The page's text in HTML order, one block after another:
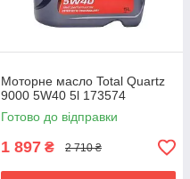
Моторне масло Total Quartz
9000 5W40 5l 173574
Готово до відправки
1 897 ₴ 2 710 ₴